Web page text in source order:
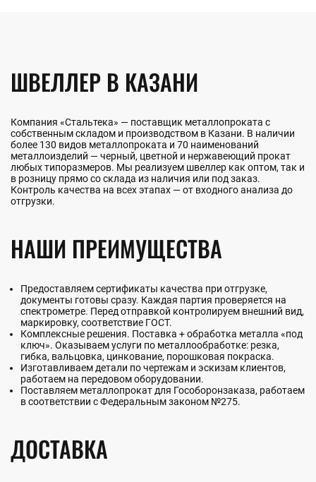
ШВЕЛЛЕР В КАЗАНИ
Компания «Стальтека» — поставщик металлопроката с
собственным складом и производством в Казани. В наличии
более 130 видов металлопроката и 70 наименований
металлоизделий — черный, цветной и нержавеющий прокат
любых типоразмеров. Мы реализуем швеллер как оптом, так и
в розницу прямо со склада из наличия или под заказ.
Контроль качества на всех этапах — от входного анализа до
отгрузки.
НАШИ ПРЕИМУЩЕСТВА
Предоставляем сертификаты качества при отгрузке,
документы готовы сразу. Каждая партия проверяется на
спектрометре. Перед отправкой контролируем внешний вид,
маркировку, соответствие ГОСТ.
Комплексные решения. Поставка + обработка металла «под
ключ». Оказываем услуги по металлообработке: резка,
гибка, вальцовка, цинкование, порошковая покраска.
Изготавливаем детали по чертежам и эскизам клиентов,
работаем на передовом оборудовании.
Поставляем металлопрокат для Гособоронзаказа, работаем
в соответствии с Федеральным законом №275.
ДОСТАВКА